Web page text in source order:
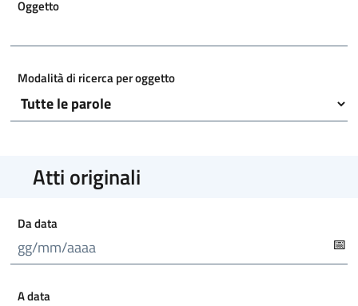
Oggetto
Modalità di ricerca per oggetto
Atti originali
Da data
A data